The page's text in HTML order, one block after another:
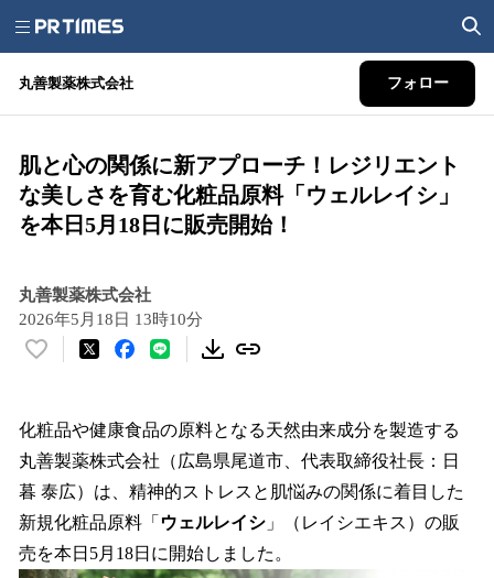
丸善製薬株式会社 フォロー
肌と心の関係に新アプローチ！レジリエント
な美しさを育む化粧品原料「ウェルレイシ」
を本日5月18日に販売開始！
丸善製薬株式会社
2026年5月18日 13時10分
い
！
数
を
読
み
込
み
化粧品や健康食品の原料となる天然由来成分を製造する
丸善製薬株式会社（広島県尾道市、代表取締役社長：日
暮 泰広）は、精神的ストレスと肌悩みの関係に着目した
新規化粧品原料「 ウェルレイシ 」（レイシエキス）の販
売を本日5月18日に開始しました。